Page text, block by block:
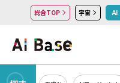
総合TOP 宇宙 AI